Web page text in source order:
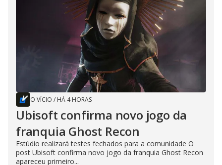
O VÍCIO / HÁ 4 HORAS
Ubisoft confirma novo jogo da
franquia Ghost Recon
Estúdio realizará testes fechados para a comunidade O
post Ubisoft confirma novo jogo da franquia Ghost Recon
apareceu primeiro...